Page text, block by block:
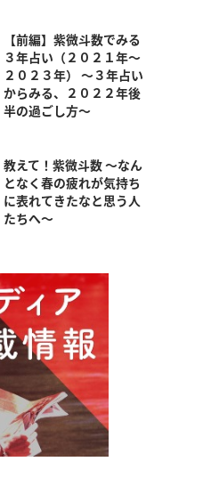
【前編】紫微斗数でみる
３年占い（２０２１年～
２０２３年） ～３年占い
からみる、２０２２年後
半の過ごし方～
教えて！紫微斗数 ～なん
となく春の疲れが気持ち
に表れてきたなと思う人
たちへ～